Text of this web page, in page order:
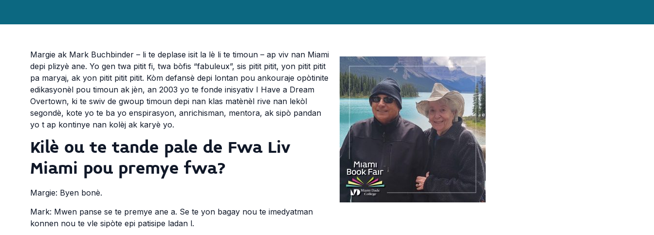
Margie ak Mark Buchbinder – li te deplase isit la lè li te timoun – ap viv nan Miami
depi plizyè ane. Yo gen twa pitit fi, twa bòfis “fabuleux”, sis pitit pitit, yon pitit pitit
pa maryaj, ak yon pitit pitit pitit. Kòm defansè depi lontan pou ankouraje opòtinite
edikasyonèl pou timoun ak jèn, an 2003 yo te fonde inisyativ I Have a Dream
Overtown, ki te swiv de gwoup timoun depi nan klas matènèl rive nan lekòl
segondè, kote yo te ba yo enspirasyon, anrichisman, mentora, ak sipò pandan
yo t ap kontinye nan kolèj ak karyè yo.
Kilè ou te tande pale de Fwa Liv
Miami pou premye fwa?
Margie: Byen bonè.
Mark: Mwen panse se te premye ane a. Se te yon bagay nou te imedyatman
konnen nou te vle sipòte epi patisipe ladan l.